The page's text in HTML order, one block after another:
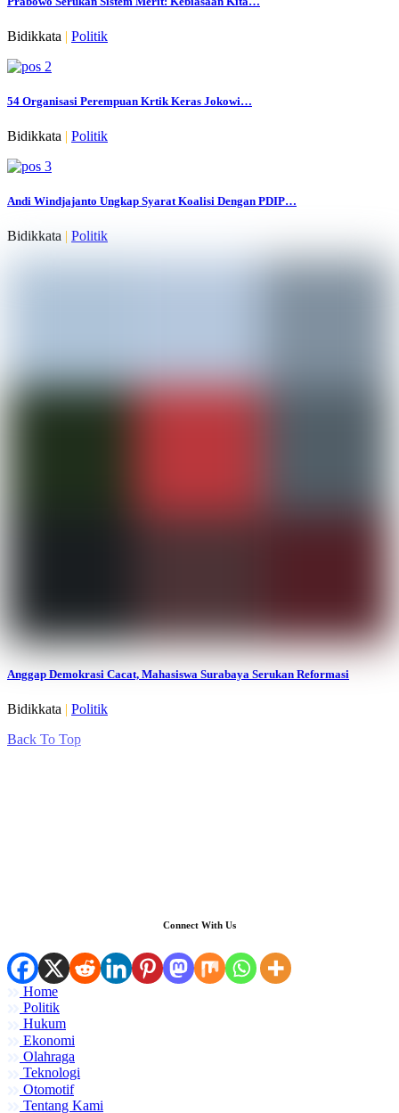
Bidikkata | Politik
54 Organisasi Perempuan Krtik Keras Jokowi…
Bidikkata | Politik
Andi Windjajanto Ungkap Syarat Koalisi Dengan PDIP…
Bidikkata | Politik
Anggap Demokrasi Cacat, Mahasiswa Surabaya Serukan Reformasi
Bidikkata | Politik
Back To Top
Connect With Us
Home
Politik
Hukum
Ekonomi
Olahraga
Teknologi
Otomotif
Tentang Kami